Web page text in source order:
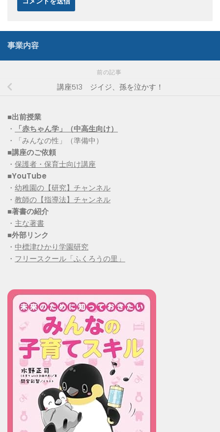
事業内容
前の記事
講座513 ジイジ、孫を泣かす！
■出前授業
・
「赤ちゃん学」（中高生向け）
・「みんなの性」（準備中）
■講座のご依頼
・ 保護者・保育士向け講座
■YouTube
・ 幼稚園の【研究】チャンネル
・ 教師の【指導法】チャンネル
■著書の紹介
・ 主な著書
■外部リンク
・ 中標津ひかり学園研究
・ フリースクール「ふくろうの里」